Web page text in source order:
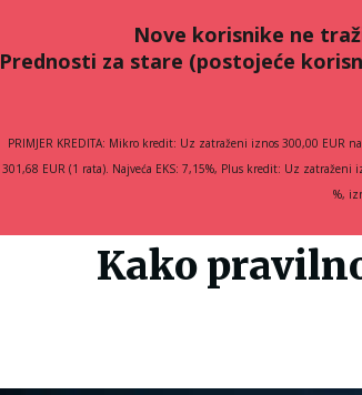
Nove korisnike ne
Prednosti za stare (postojeće
PRIMJER KREDITA: Mikro kredit: Uz zatraženi iznos 300,00 EUR
301,68 EUR (1 rata). Najveća EKS: 7,15%, Plus kredit: Uz
%,
Kako